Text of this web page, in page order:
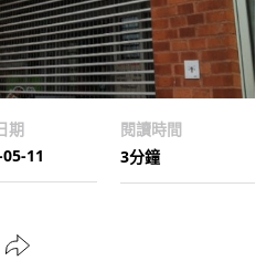
期
11
閱讀時間
3分鐘